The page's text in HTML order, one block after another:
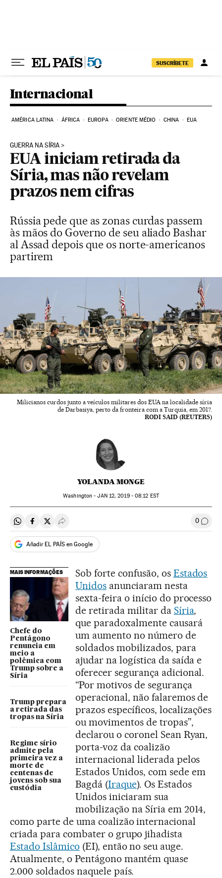
SUSCRÍBETE
Internacional
AMÉRICA LATINA ÁFRICA EUROPA ORIENTE MÉDIO CHINA EUA
GUERRA NA SÍRIA
EUA iniciam retirada da
Síria, mas não revelam
prazos nem cifras
Rússia pede que as zonas curdas passem
às mãos do Governo de seu aliado Bashar
al Assad depois que os norte-americanos
partirem
Milicianos curdos junto a veículos militares dos EUA na localidade síria
de Darbasiya, perto da fronteira com a Turquia, em 2017.
RODI SAID (REUTERS)
YOLANDA MONGE
Washington -JAN 12, 2019 - 08:12 EST
Compartir en Whatsapp
Compartir en Facebook
Compartir en Twitter
Desplegar Redes Sociales 0
Añadir EL PAÍS en Google
MAIS INFORMAÇÕES
Chefe do
Pentágono
renuncia em
meio a
polêmica com
Trump sobre a
Síria
Trump prepara
a retirada das
tropas na Síria
Regime sírio
admite pela
primeira vez a
morte de
centenas de
jovens sob sua
custódia
Sob forte confusão, os Estados
Unidosanunciaram nesta
sexta-feira o início do processo
de retirada militar da Síria,
que paradoxalmente causará
um aumento no número de
soldados mobilizados, para
ajudar na logística da saída e
oferecer segurança adicional.
“Por motivos de segurança
operacional, não falaremos de
prazos específicos, localizações
ou movimentos de tropas”,
declarou o coronel Sean Ryan,
porta-voz da coalizão
internacional liderada pelos
Estados Unidos, com sede em
Bagdá (Iraque). Os Estados
Unidos iniciaram sua
mobilização na Síria em 2014,
como parte de uma coalizão internacional
criada para combater o grupo jihadista
Estado Islâmico (EI), então no seu auge.
Atualmente, o Pentágono mantém quase
2.000 soldados naquele país.